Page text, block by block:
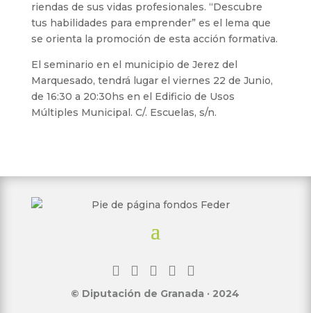
riendas de sus vidas profesionales. “Descubre
tus habilidades para emprender” es el lema que
se orienta la promoción de esta acción formativa.
El seminario en el municipio de Jerez del
Marquesado, tendrá lugar el viernes 22 de Junio,
de 16:30 a 20:30hs en el Edificio de Usos
Múltiples Municipal. C/. Escuelas, s/n.
© Diputación de Granada · 2024